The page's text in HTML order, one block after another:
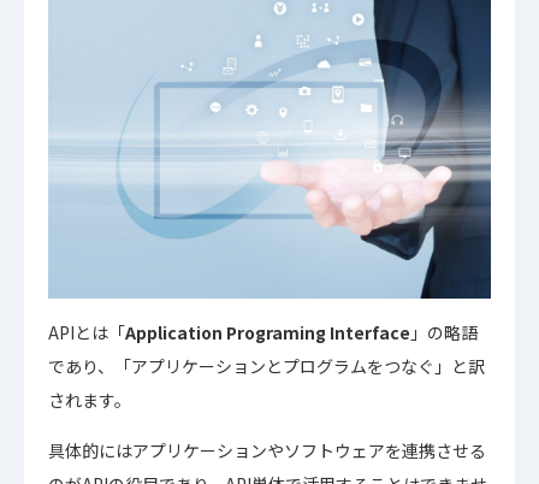
APIとは「Application Programing Interface 」の略語
であり、「アプリケーションとプログラムをつなぐ」と訳
されます。
具体的にはアプリケーションやソフトウェアを連携させる